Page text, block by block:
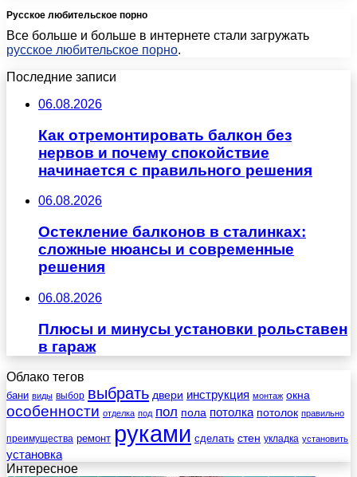
Русское любительское порно
Все больше и больше в интернете стали загружать
русское любительское порно.
Последние записи
06.08.2026
Как отремонтировать балкон без
нервов и почему спокойствие
начинается с правильного решения
06.08.2026
Остекление балконов в сталинках:
сложные нюансы и современные
решения
06.08.2026
Плюсы и минусы установки рольставен
в гараж
Облако тегов
бани виды выбор выбрать двери инструкция монтаж окна
особенности отделка под пол пола потолка потолок правильно
преимущества ремонт руками сделать стен укладка установить
установка
Интересное